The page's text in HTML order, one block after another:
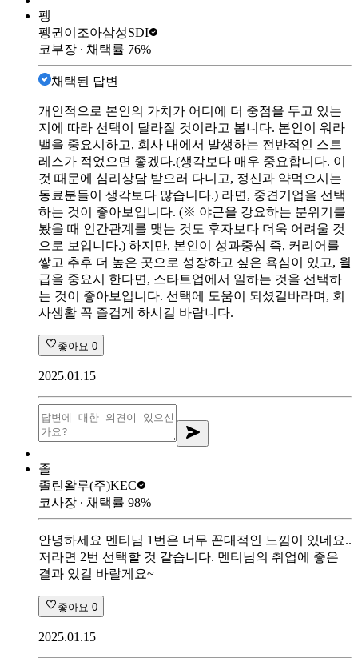
펭
펭귄이조아삼성SDI
코부장 ∙ 채택률 76%
채택된 답변
개인적으로 본인의 가치가 어디에 더 중점을 두고 있는
지에 따라 선택이 달라질 것이라고 봅니다. 본인이 워라
밸을 중요시하고, 회사 내에서 발생하는 전반적인 스트
레스가 적었으면 좋겠다.(생각보다 매우 중요합니다. 이
것 때문에 심리상담 받으러 다니고, 정신과 약먹으시는
동료분들이 생각보다 많습니다.) 라면, 중견기업을 선택
하는 것이 좋아보입니다. (※ 야근을 강요하는 분위기를
봤을 때 인간관계를 맺는 것도 후자보다 더욱 어려울 것
으로 보입니다.) 하지만, 본인이 성과중심 즉, 커리어를
쌓고 추후 더 높은 곳으로 성장하고 싶은 욕심이 있고, 월
급을 중요시 한다면, 스타트업에서 일하는 것을 선택하
는 것이 좋아보입니다. 선택에 도움이 되셨길바라며, 회
사생활 꼭 즐겁게 하시길 바랍니다.
좋아요 0
2025.01.15
졸
졸린왈루(주)KEC
코사장 ∙ 채택률 98%
안녕하세요 멘티님 1번은 너무 꼰대적인 느낌이 있네요..
저라면 2번 선택할 것 같습니다. 멘티님의 취업에 좋은
결과 있길 바랄게요~
좋아요 0
2025.01.15